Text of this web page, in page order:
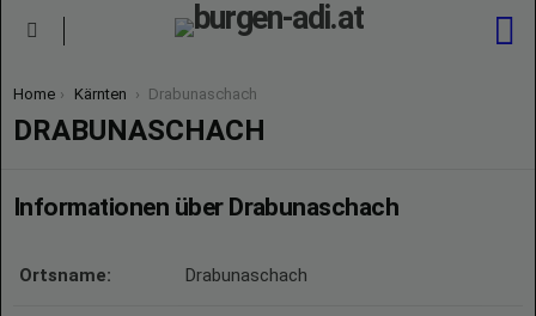
You are here:
Home Kärnten Drabunaschach
DRABUNASCHACH
Informationen über Drabunaschach
Ortsname: Drabunaschach